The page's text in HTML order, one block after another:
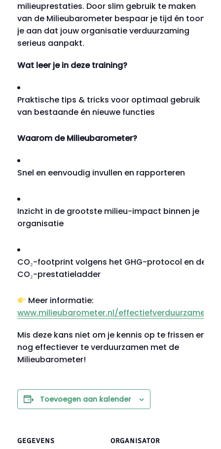
milieuprestaties. Door slim gebruik te maken
van de Milieubarometer bespaar je tijd én toon
je aan dat jouw organisatie verduurzaming
serieus aanpakt.
Wat leer je in deze training?
Praktische tips & tricks voor optimaal gebruik
van bestaande én nieuwe functies
Waarom de Milieubarometer?
Snel en eenvoudig invullen en rapporteren
Inzicht in de grootste milieu-impact binnen je
organisatie
CO₂-footprint volgens het GHG-protocol en de
CO₂-prestatieladder
Meer informatie:
www.milieubarometer.nl/effectiefverduurzamen
Mis deze kans niet om je kennis op te frissen en
nog effectiever te verduurzamen met de
Milieubarometer!
Toevoegen aan kalender
GEGEVENS ORGANISATOR